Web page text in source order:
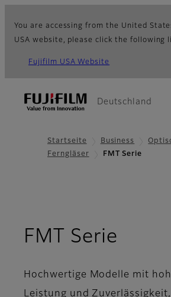
You are accessing from the United
USA website, please click the following
Fujifilm USA Website
Deutschland
Startseite Business
Ferngläser
FMT Serie
FMT Serie
Hochwertige Modelle mit
Leistung und